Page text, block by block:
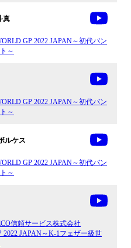
真
GP 2022 JAPAN～初代バン
～
GP 2022 JAPAN～初代バン
～
ルケス
GP 2022 JAPAN～初代バン
～
信頼サービス株式会社
2022 JAPAN～K-1フェザー級世